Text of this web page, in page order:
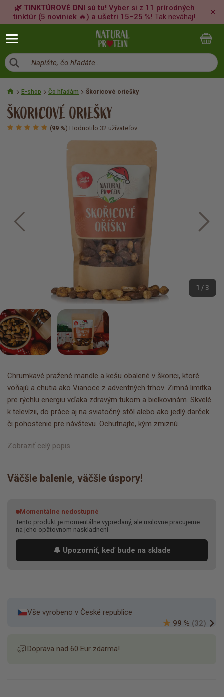
🌿 TINKTÚROVÉ DNI sú tu! Vyber si z 11 prírodných
tinktúr (5 noviniek 🔥) a ušetri 15–25 %! Tak neváhaj!
✕
Napíšte, čo hľadáte…
E-shop Čo hľadám Škoricové oriešky
ŠKORICOVÉ ORIEŠKY
(99 %) Hodnotilo 32 užívateľov
1 / 3
Chrumkavé pražené mandle a kešu obalené v škorici, ktoré
voňajú a chutia ako Vianoce z adventných trhov. Zimná limitka
pre rýchlu energiu vďaka zdravým tukom a bielkovinám. Skvelé
k televízii, do práce aj na sviatočný stôl alebo ako jedlý darček
či pohostenie pre návštevu. Ochutnajte, kým zmiznú.
Zobraziť celý popis
Väčšie balenie, väčšie úspory!
Momentálne nedostupné
Tento produkt je momentálne vypredaný, ale usilovne pracujeme
na jeho opätovnom naskladnení
🔔 Upozorniť, keď bude na sklade
99 % (32)
Vše vyrobeno v České republice
Doprava nad 60 Eur zdarma!